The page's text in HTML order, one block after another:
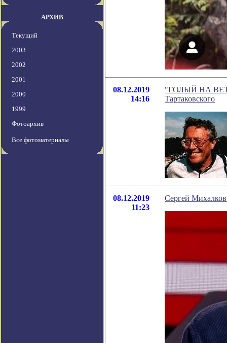
АРХИВ
Текущий
2003
2002
2001
2000
1999
Фотоархив
Все фотоматериалы
08.12.2019
14:16
"ГОЛЫЙ НА
Тартаковского
08.12.2019
11:23
Сергей